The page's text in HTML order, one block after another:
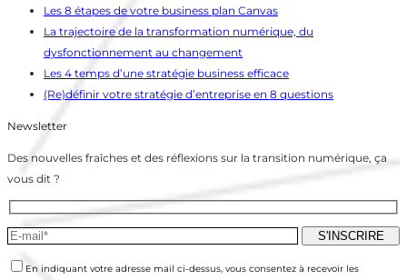
Les 8 étapes de votre business plan Canvas
La trajectoire de la transformation numérique, du
dysfonctionnement au changement
Les 4 temps d’une stratégie business efficace
(Re)définir votre stratégie d’entreprise en 8 questions
Newsletter
Des nouvelles fraîches et des réflexions sur la transition numérique, ça
vous dit ?
En indiquant votre adresse mail ci-dessus, vous consentez à recevoir les